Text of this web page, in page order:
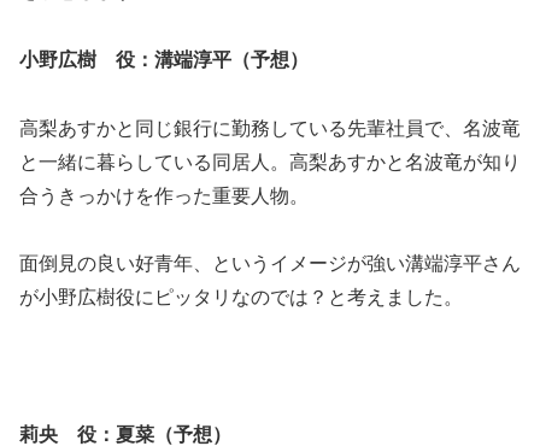
小野広樹 役：溝端淳平（予想）
高梨あすかと同じ銀行に勤務している先輩社員で、名波竜
と一緒に暮らしている同居人。高梨あすかと名波竜が知り
合うきっかけを作った重要人物。
面倒見の良い好青年、というイメージが強い溝端淳平さん
が小野広樹役にピッタリなのでは？と考えました。
莉央 役：夏菜（予想）